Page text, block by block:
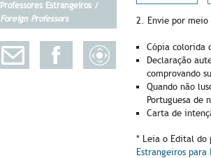
Professores Estrangeiros /
Foreign Professors
2. Envie por meio
Cópia colorida
Declaração
comprovando
Quando não
Portuguesa de
Carta de
* Leia o Edital do
Estrangeiros para